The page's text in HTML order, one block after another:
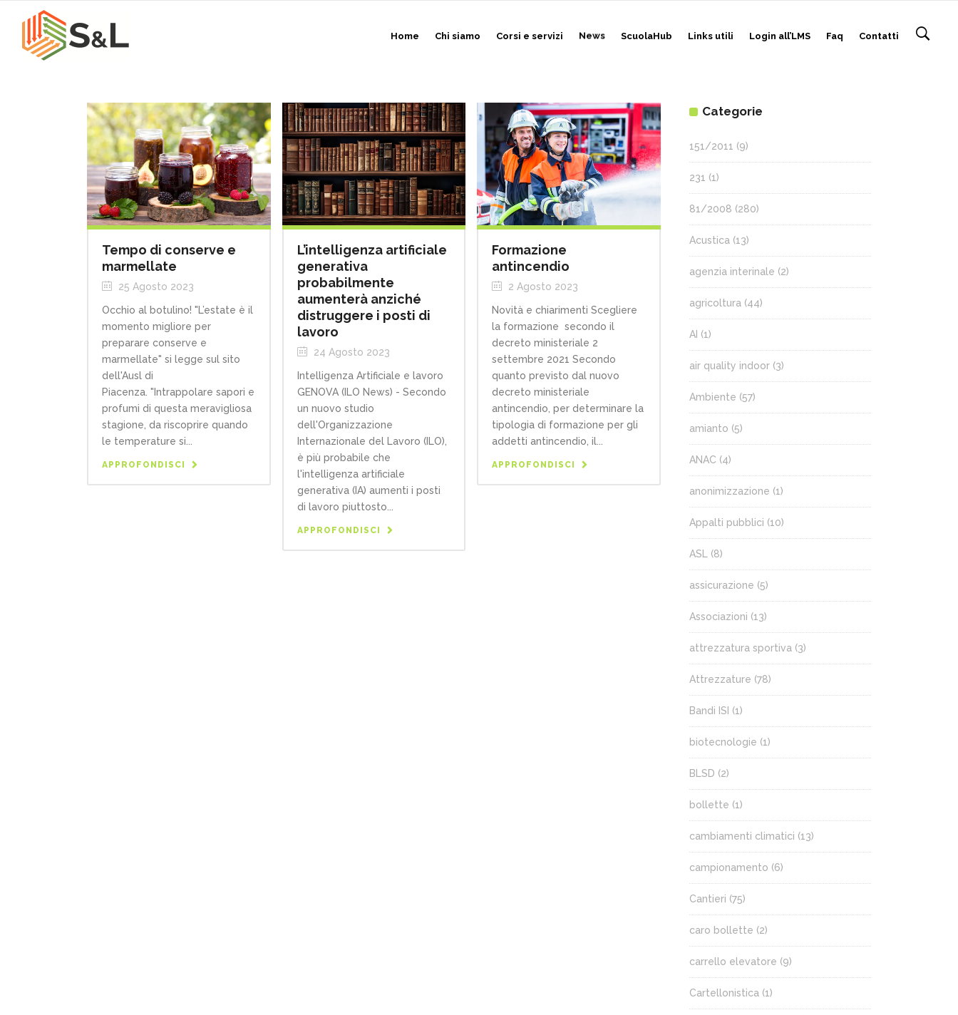
Home Chi siamo Corsi e servizi News ScuolaHub Links utili Login all’LMS Faq Contatti
Tempo di conserve e
marmellate
25 Agosto 2023
Occhio al botulino! "L’estate è il
momento migliore per
preparare conserve e
marmellate" si legge sul sito
dell'Ausl di
Piacenza. "Intrappolare sapori e
profumi di questa meravigliosa
stagione, da riscoprire quando
le temperature si...
APPROFONDISCI
L’intelligenza artificiale
generativa
probabilmente
aumenterà anziché
distruggere i posti di
lavoro
24 Agosto 2023
Intelligenza Artificiale e lavoro
GENOVA (ILO News) - Secondo
un nuovo studio
dell'Organizzazione
Internazionale del Lavoro (ILO),
è più probabile che
l'intelligenza artificiale
generativa (IA) aumenti i posti
di lavoro piuttosto...
APPROFONDISCI
Formazione
antincendio
2 Agosto 2023
Novità e chiarimenti Scegliere
la formazione secondo il
decreto ministeriale 2
settembre 2021 Secondo
quanto previsto dal nuovo
decreto ministeriale
antincendio, per determinare la
tipologia di formazione per gli
addetti antincendio, il...
APPROFONDISCI
Categorie
151/2011 (9)
231 (1)
81/2008 (280)
Acustica (13)
agenzia interinale (2)
agricoltura (44)
AI (1)
air quality indoor (3)
Ambiente (57)
amianto (5)
ANAC (4)
anonimizzazione (1)
Appalti pubblici (10)
ASL (8)
assicurazione (5)
Associazioni (13)
attrezzatura sportiva (3)
Attrezzature (78)
Bandi ISI (1)
biotecnologie (1)
BLSD (2)
bollette (1)
cambiamenti climatici (13)
campionamento (6)
Cantieri (75)
caro bollette (2)
carrello elevatore (9)
Cartellonistica (1)